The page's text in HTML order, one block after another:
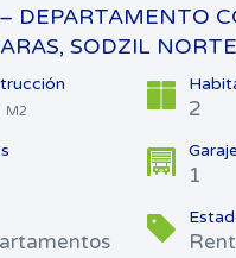
DEPARTAMENTO
SODZIL
M2 2
1